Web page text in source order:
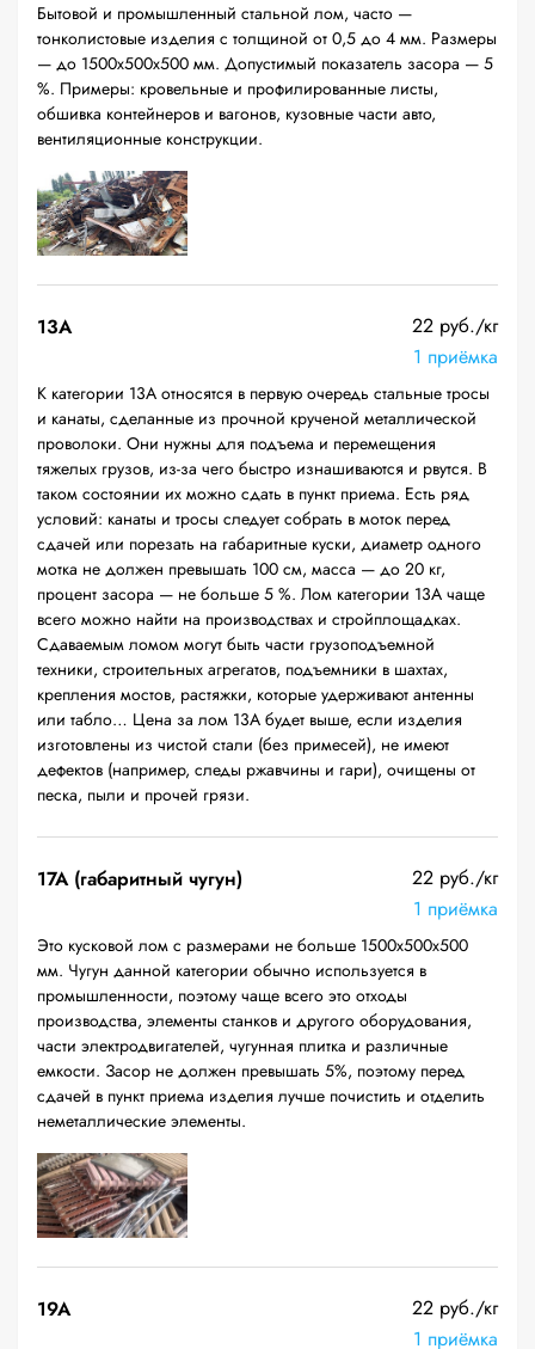
Бытовой и промышленный стальной лом, часто —
тонколистовые изделия с толщиной от 0,5 до 4 мм. Размеры
— до 1500х500х500 мм. Допустимый показатель засора — 5
%. Примеры: кровельные и профилированные листы,
обшивка контейнеров и вагонов, кузовные части авто,
вентиляционные конструкции.
13А
22 руб./кг
1 приёмка
К категории 13А относятся в первую очередь стальные тросы
и канаты, сделанные из прочной крученой металлической
проволоки. Они нужны для подъема и перемещения
тяжелых грузов, из-за чего быстро изнашиваются и рвутся. В
таком состоянии их можно сдать в пункт приема. Есть ряд
условий: канаты и тросы следует собрать в моток перед
сдачей или порезать на габаритные куски, диаметр одного
мотка не должен превышать 100 см, масса — до 20 кг,
процент засора — не больше 5 %. Лом категории 13А чаще
всего можно найти на производствах и стройплощадках.
Сдаваемым ломом могут быть части грузоподъемной
техники, строительных агрегатов, подъемники в шахтах,
крепления мостов, растяжки, которые удерживают антенны
или табло… Цена за лом 13А будет выше, если изделия
изготовлены из чистой стали (без примесей), не имеют
дефектов (например, следы ржавчины и гари), очищены от
песка, пыли и прочей грязи.
17А (габаритный чугун)
22 руб./кг
1 приёмка
Это кусковой лом с размерами не больше 1500х500х500
мм. Чугун данной категории обычно используется в
промышленности, поэтому чаще всего это отходы
производства, элементы станков и другого оборудования,
части электродвигателей, чугунная плитка и различные
емкости. Засор не должен превышать 5%, поэтому перед
сдачей в пункт приема изделия лучше почистить и отделить
неметаллические элементы.
19A
22 руб./кг
1 приёмка